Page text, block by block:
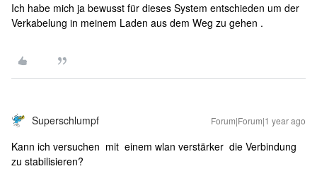
Ich habe mich ja bewusst für dieses System entschieden um der
Verkabelung in meinem Laden aus dem Weg zu gehen .
Superschlumpf Forum|Forum|1 year ago
Kann ich versuchen mit einem wlan verstärker die Verbindung
zu stabilisieren?